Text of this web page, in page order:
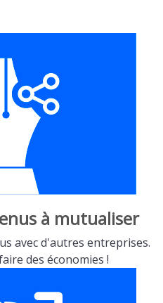
à mutualiser
avec d'autres entreprises.
des économies !